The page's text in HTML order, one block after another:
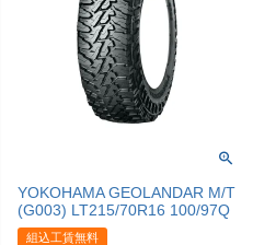
YOKOHAMA GEOLANDAR M/T
(G003) LT215/70R16 100/97Q
組込工賃無料